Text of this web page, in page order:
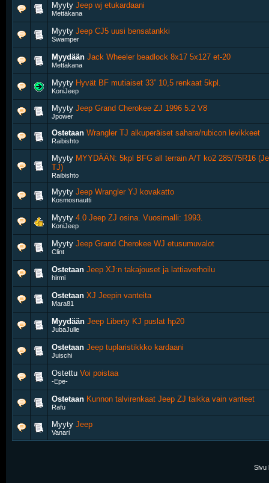
Myyty Jeep wj etukardaani
Mettäkana
Myyty Jeep CJ5 uusi bensatankki
Swamper
Myydään Jack Wheeler beadlock 8x17 5x127 et-20
Mettäkana
Myyty Hyvät BF mutiaiset 33” 10,5 renkaat 5kpl.
KoniJeep
Myyty Jeep Grand Cherokee ZJ 1996 5.2 V8
Jpower
Ostetaan Wrangler TJ alkuperäiset sahara/rubicon levikkeet
Raibishto
Myyty MYYDÄÄN: 5kpl BFG all terrain A/T ko2 285/75R16
TJ)
Raibishto
Myyty Jeep Wrangler YJ kovakatto
Kosmosnautti
Myyty 4.0 Jeep ZJ osina. Vuosimalli: 1993.
KoniJeep
Myyty Jeep Grand Cherokee WJ etusumuvalot
Clint
Ostetaan Jeep XJ:n takajouset ja lattiaverhoilu
hirmi
Ostetaan XJ Jeepin vanteita
Mara81
Myydään Jeep Liberty KJ puslat hp20
JubaJulle
Ostetaan Jeep tuplaristikkko kardaani
Juischi
Ostettu Voi poistaa
-Epe-
Ostetaan Kunnon talvirenkaat Jeep ZJ taikka vain vanteet
Rafu
Myyty Jeep
Vanari
Sivu